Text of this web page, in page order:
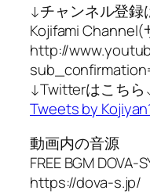
↓チャンネル登録
Kojifami
http://
↓Twitterはこちら
Tweets by
動画内の音源
FREE BGM DOVA-
https://dova-s.jp/